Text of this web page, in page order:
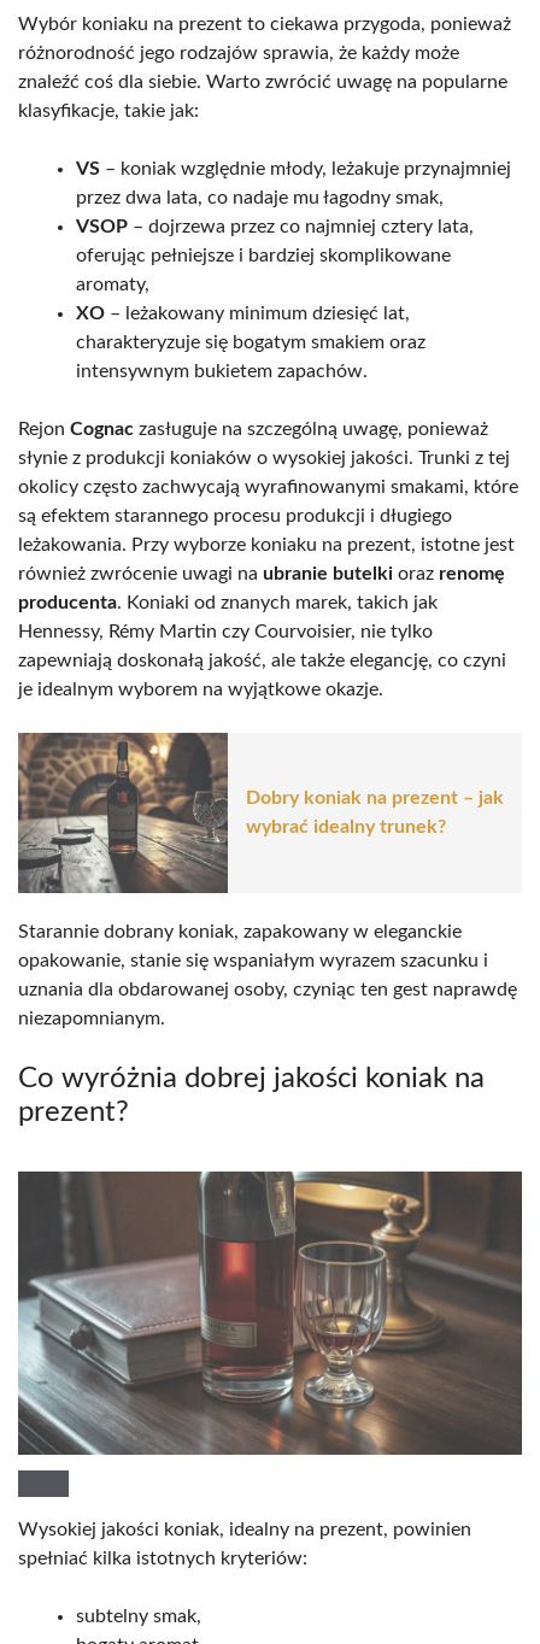
Wybór koniaku na prezent to ciekawa przygoda, ponieważ
różnorodność jego rodzajów sprawia, że każdy może
znaleźć coś dla siebie. Warto zwrócić uwagę na popularne
klasyfikacje, takie jak:
VS – koniak względnie młody, leżakuje przynajmniej
przez dwa lata, co nadaje mu łagodny smak,
VSOP – dojrzewa przez co najmniej cztery lata,
oferując pełniejsze i bardziej skomplikowane
aromaty,
XO – leżakowany minimum dziesięć lat,
charakteryzuje się bogatym smakiem oraz
intensywnym bukietem zapachów.
Rejon Cognac zasługuje na szczególną uwagę, ponieważ
słynie z produkcji koniaków o wysokiej jakości. Trunki z tej
okolicy często zachwycają wyrafinowanymi smakami, które
są efektem starannego procesu produkcji i długiego
leżakowania. Przy wyborze koniaku na prezent, istotne jest
również zwrócenie uwagi na ubranie butelki oraz renomę
producenta. Koniaki od znanych marek, takich jak
Hennessy, Rémy Martin czy Courvoisier, nie tylko
zapewniają doskonałą jakość, ale także elegancję, co czyni
je idealnym wyborem na wyjątkowe okazje.
Dobry koniak na prezent – jak
wybrać idealny trunek?
Starannie dobrany koniak, zapakowany w eleganckie
opakowanie, stanie się wspaniałym wyrazem szacunku i
uznania dla obdarowanej osoby, czyniąc ten gest naprawdę
niezapomnianym.
Co wyróżnia dobrej jakości koniak na
prezent?
Wysokiej jakości koniak, idealny na prezent, powinien
spełniać kilka istotnych kryteriów:
subtelny smak,